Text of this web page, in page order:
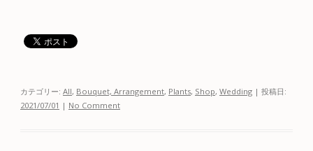
カテゴリー: All, Bouquet, Arrangement, Plants, Shop, Wedding | 投稿日:
2021/07/01 | No Comment